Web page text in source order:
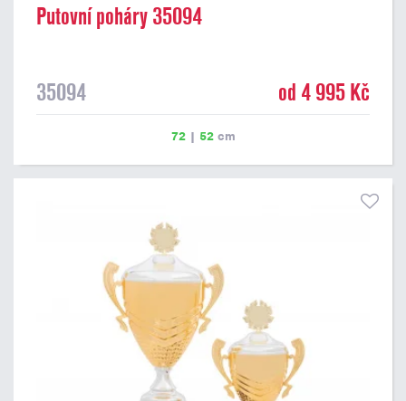
Putovní poháry 35094
35094 od 4 995 Kč
72| 52cm